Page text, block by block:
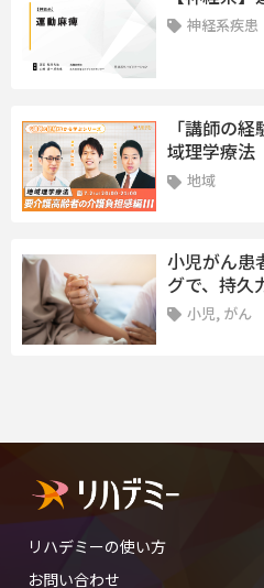
神経系疾患
「講師の
域理学療
地域
小児がん患
グで、持久
小児, がん
リハデミーの使い方
お問い合わせ